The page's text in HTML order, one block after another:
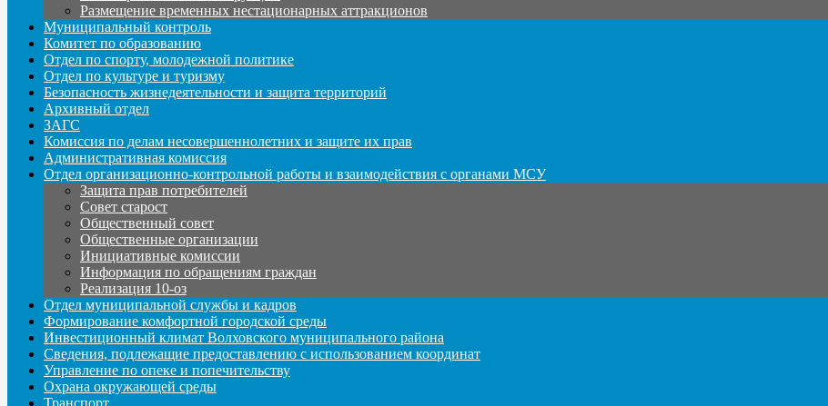
Размещение временных нестационарных аттракционов
Муниципальный контроль
Комитет по образованию
Отдел по спорту, молодежной политике
Отдел по культуре и туризму
Безопасность жизнедеятельности и защита территорий
Архивный отдел
ЗАГС
Комиссия по делам несовершеннолетних и защите их прав
Административная комиссия
Отдел организационно-контрольной работы и взаимодействия с органами МСУ
Защита прав потребителей
Совет старост
Общественный совет
Общественные организации
Инициативные комиссии
Информация по обращениям граждан
Реализация 10-оз
Отдел муниципальной службы и кадров
Формирование комфортной городской среды
Инвестиционный климат Волховского муниципального района
Сведения, подлежащие предоставлению с использованием координат
Управление по опеке и попечительству
Охрана окружающей среды
Транспорт